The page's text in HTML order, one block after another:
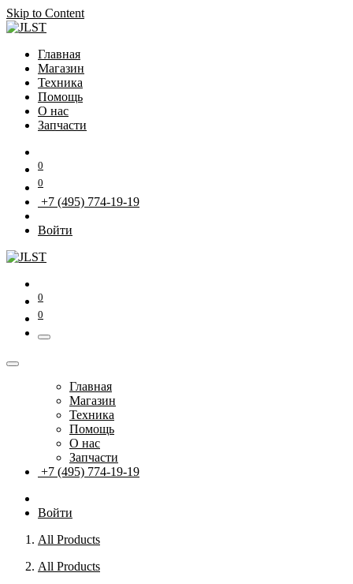
Skip to Content
Главная
Магазин
Техника
Помощь
О нас
Запчасти
0
0
+7 (495) 774-19-19
Войти
0
0
Главная
Магазин
Техника
Помощь
О нас
Запчасти
+7 (495) 774-19-19
Войти
All Products
All Products